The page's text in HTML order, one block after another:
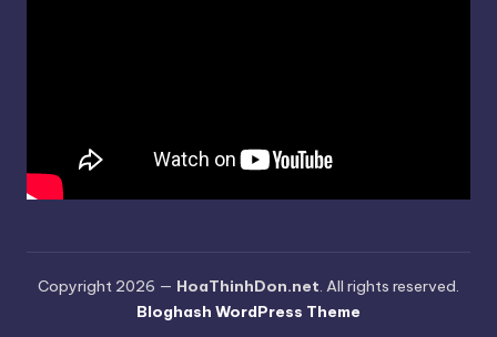
Copyright 2026 — HoaThinhDon.net. All rights reserved.
Bloghash WordPress Theme